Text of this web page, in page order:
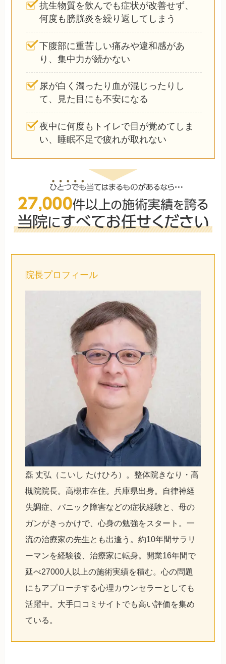
抗生物質を飲んでも症状が改善せず、
何度も膀胱炎を繰り返してしまう
下腹部に重苦しい痛みや違和感があ
り、集中力が続かない
尿が白く濁ったり血が混じったりし
て、見た目にも不安になる
夜中に何度もトイレで目が覚めてしま
い、睡眠不足で疲れが取れない
院長プロフィール
磊 丈弘（こいし たけひろ）。整体院きなり・高
槻院院長。高槻市在住。兵庫県出身。自律神経
失調症、パニック障害などの症状経験と、母の
ガンがきっかけで、心身の勉強をスタート。一
流の治療家の先生とも出逢う。約10年間サラリ
ーマンを経験後、治療家に転身。開業16年間で
延べ27000人以上の施術実績を積む。心の問題
にもアプローチする心理カウンセラーとしても
活躍中。大手口コミサイトでも高い評価を集め
ている。